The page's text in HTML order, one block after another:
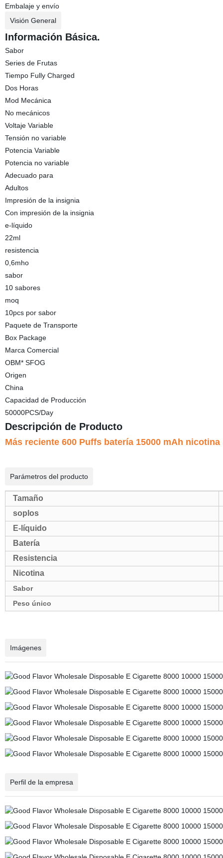
Embalaje y envío
Visión General
Información Básica.
Sabor
Series de Frutas
Tiempo Fully Charged
Dos Horas
Mod Mecánica
No mecánicos
Voltaje Variable
Tensión no variable
Potencia Variable
Potencia no variable
Adecuado para
Adultos
Impresión de la insignia
Con impresión de la insignia
e-líquido
22ml
resistencia
0,6mho
sabor
10 sabores
moq
10pcs por sabor
Paquete de Transporte
Box Package
Marca Comercial
OBM* SFOG
Origen
China
Capacidad de Producción
50000PCS/Day
Descripción de Producto
Más reciente 600 Puffs batería 15000 mAh
Parámetros del producto
Tamaño
soplos
E-líquido
Batería
Resistencia
Nicotina
Sabor
Peso único
Imágenes
Perfil de la empresa